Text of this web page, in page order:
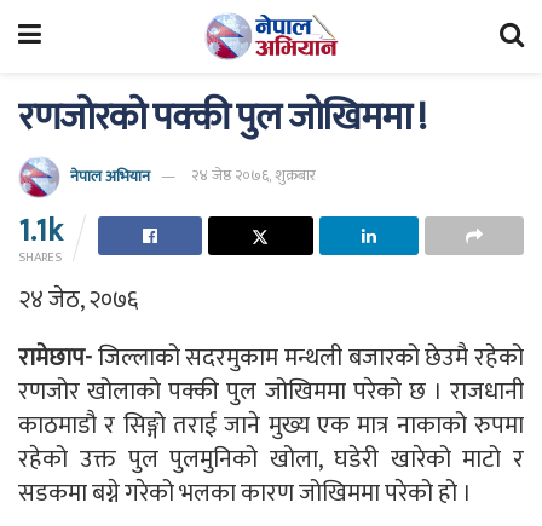
रणजोरको पक्की पुल जोखिममा !
नेपाल अभियान २४ जेष्ठ २०७६, शुक्रबार
1.1k
SHARES
२४ जेठ, २०७६
रामेछाप-जिल्लाको सदरमुकाम मन्थली बजारको छेउमै रहेको
रणजोर खोलाको पक्की पुल जोखिममा परेको छ । राजधानी
काठमाडौ र सिङ्गो तराई जाने मुख्य एक मात्र नाकाको रुपमा
रहेको उक्त पुल पुलमुनिको खोला, घडेरी खारेको माटो र
सडकमा बग्ने गरेको भलका कारण जोखिममा परेको हो ।